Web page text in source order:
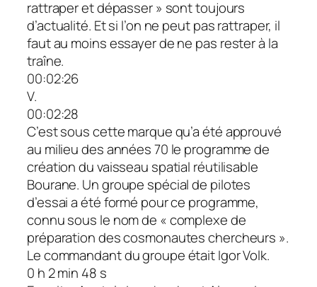
rattraper et dépasser » sont toujours
d’actualité. Et si l’on ne peut pas rattraper, il
faut au moins essayer de ne pas rester à la
traîne.
00:02:26
V.
00:02:28
C’est sous cette marque qu’a été approuvé
au milieu des années 70 le programme de
création du vaisseau spatial réutilisable
Bourane. Un groupe spécial de pilotes
d’essai a été formé pour ce programme,
connu sous le nom de « complexe de
préparation des cosmonautes chercheurs ».
Le commandant du groupe était Igor Volk.
0 h 2 min 48 s